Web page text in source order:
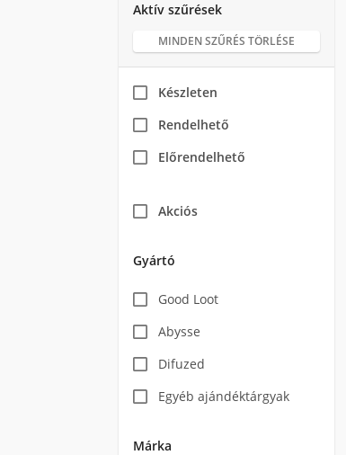
Aktív szűrések
MINDEN SZŰRÉS TÖRLÉSE
Készleten
Rendelhető
Előrendelhető
Akciós
Gyártó
Good Loot
Abysse
Difuzed
Egyéb ajándéktárgyak
Márka